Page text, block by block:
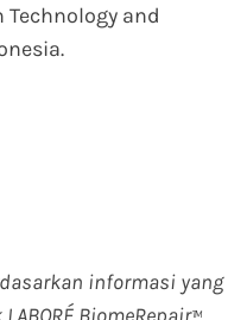
and
informasi yang